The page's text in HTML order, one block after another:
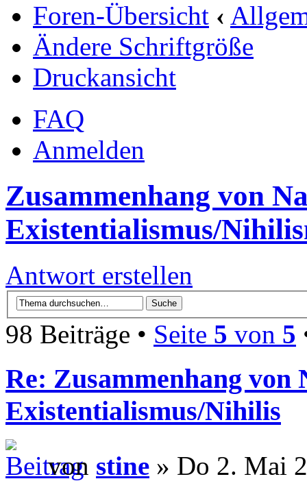
Foren-Übersicht ‹
Ändere Schriftgröße
Druckansicht
FAQ
Anmelden
Zusammenhang von
Existentialismus/
Antwort erstellen
98 Beiträge • Seite 5 von 5
Re: Zusammenhang
Existentialismus/Nihilis
von stine » Do 2. Mai